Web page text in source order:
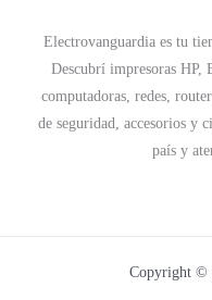
Electrovanguardia es tu
Descubrí impresoras HP,
computadoras, redes,
de seguridad, accesorios y
país y
Copyright ©